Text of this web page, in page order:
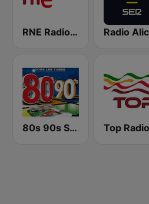
RNE Radio Exterior
80s 90s Super Pop Hits